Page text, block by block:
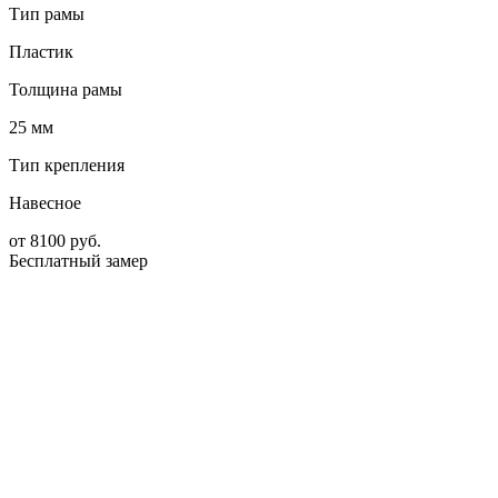
Тип рамы
Пластик
Толщина рамы
25 мм
Тип крепления
Навесное
от 8100 руб.
Бесплатный замер